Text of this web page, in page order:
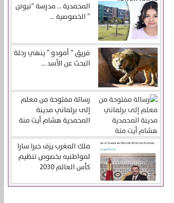
المحمدية … مدرسة “نيوتن
” الخصوصية ...
فريق ” أمودو ” ينهي رحلة
البحث عن الأسد ...
رسالة مفتوحة من معلم
إلى برلماني مدينة
المحمدية هشام أيت منة
ملك المغرب يزف خبرا سارا
لمواطنيه بخصوص تنظيم
كأس العالم 2030